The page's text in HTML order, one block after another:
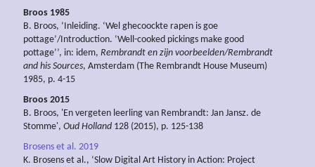
Broos 1985
B. Broos, ‘Inleiding. ‘Wel ghecoockte rapen is goe
pottage’/Introduction. ‘Well-cooked pickings make good
pottage’’, in: idem, Rembrandt en zijn voorbeelden/Rembrandt
and his Sources, Amsterdam (The Rembrandt House Museum)
1985, p. 4-15
Broos 2015
B. Broos, 'En vergeten leerling van Rembrandt: Jan Jansz. de
Stomme', Oud Holland 128 (2015), p. 125-138
Brosens et al. 2019
K. Brosens et al., ‘Slow Digital Art History in Action: Project